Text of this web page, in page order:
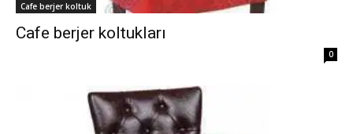
Cafe berjer koltuk
Cafe berjer koltukları
0